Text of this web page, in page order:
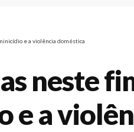
e a violência doméstica
neste
e a